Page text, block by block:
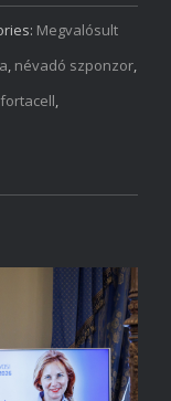
Megvalósult
névadó szponzor